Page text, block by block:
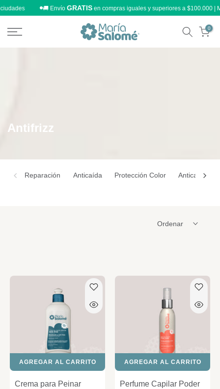
Ir
al
contenido
🚚 EnvíoGRATISen compras iguales y superiores a $100.000 |
0
Antifrizz
Reparación Anticaída Protección Color Anticaspa
Ordenar
AGREGAR AL CARRITO
Crema para Peinar
AGREGAR AL CARRITO
Perfume Capilar Poder